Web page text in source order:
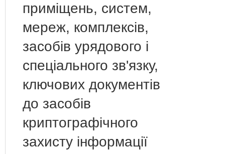
приміщень, систем,
мереж, комплексів,
засобів урядового і
спеціального зв'язку,
ключових документів
до засобів
криптографічного
захисту інформації